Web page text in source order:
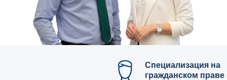
Специализация на
гражданском праве